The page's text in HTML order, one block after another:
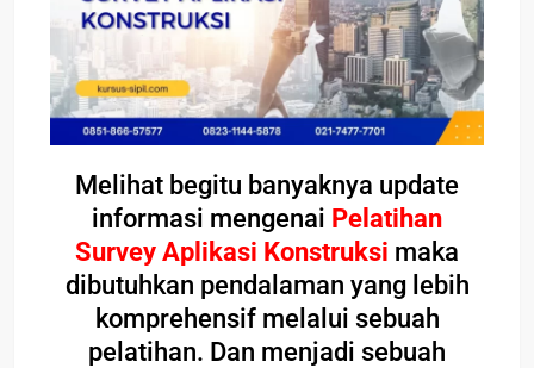
Melihat begitu banyaknya update
informasi mengenai Pelatihan
Survey Aplikasi Konstruksi maka
dibutuhkan pendalaman yang lebih
komprehensif melalui sebuah
pelatihan. Dan menjadi sebuah